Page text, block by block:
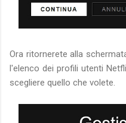
Ora ritornerete alla
l'elenco dei profili utenti
scegliere quello che volete.